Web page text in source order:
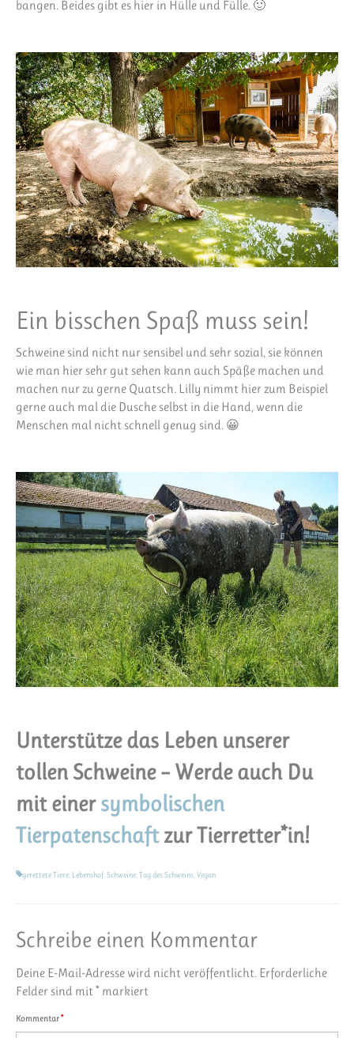
bangen. Beides gibt es hier in Hülle und Fülle. 🙂
Ein bisschen Spaß muss sein!
Schweine sind nicht nur sensibel und sehr sozial, sie können
wie man hier sehr gut sehen kann auch Späße machen und
machen nur zu gerne Quatsch. Lilly nimmt hier zum Beispiel
gerne auch mal die Dusche selbst in die Hand, wenn die
Menschen mal nicht schnell genug sind. 😀
Unterstütze das Leben unserer
tollen Schweine – Werde auch Du
mit einersymbolischen
Tierpatenschaftzur Tierretter*in!
gerettete Tiere Lebenshof Schweine Tag des Schweins Vegan
Schreibe einen Kommentar
Deine E-Mail-Adresse wird nicht veröffentlicht. Erforderliche
Felder sind mit * markiert
Kommentar*